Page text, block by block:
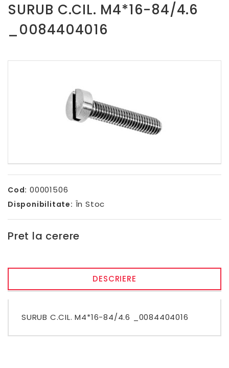
SURUB C.CIL. M4*16-84/4.6
_0084404016
Cod: 00001506
Disponibilitate: În Stoc
Pret la cerere
DESCRIERE
SURUB C.CIL. M4*16-84/4.6 _0084404016